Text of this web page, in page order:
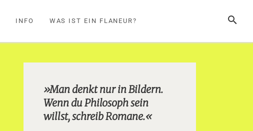
SUCHE
INFO WAS IST EIN FLANEUR?
»Man denkt nur in Bildern.
Wenn du Philosoph sein
willst, schreib Romane.«